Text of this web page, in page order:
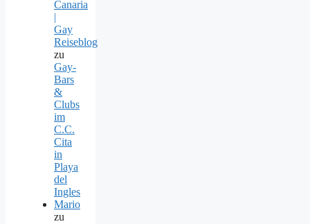
Canaria
|
Gay
Reiseblog
zu
Gay-
Bars
&
Clubs
im
C.C.
Cita
in
Playa
del
Ingles
Mario
zu